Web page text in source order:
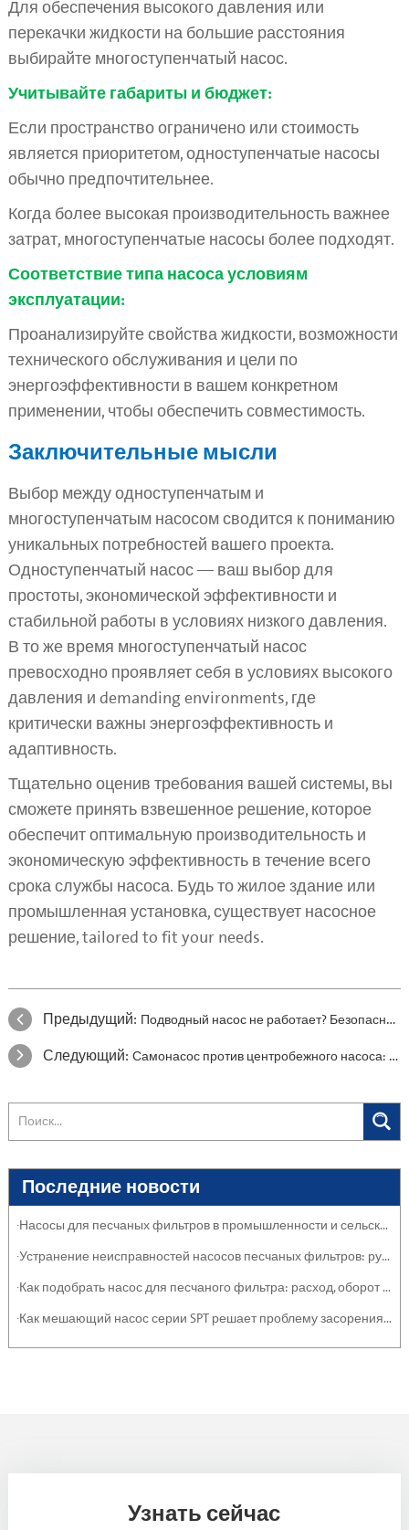
Для обеспечения высокого давления или
перекачки жидкости на большие расстояния
выбирайте многоступенчатый насос.
Учитывайте габариты и бюджет:
Если пространство ограничено или стоимость
является приоритетом, одноступенчатые насосы
обычно предпочтительнее.
Когда более высокая производительность важнее
затрат, многоступенчатые насосы более подходят.
Соответствие типа насоса условиям
эксплуатации:
Проанализируйте свойства жидкости, возможности
технического обслуживания и цели по
энергоэффективности в вашем конкретном
применении, чтобы обеспечить совместимость.
Заключительные мысли
Выбор между одноступенчатым и
многоступенчатым насосом сводится к пониманию
уникальных потребностей вашего проекта.
Одноступенчатый насос — ваш выбор для
простоты, экономической эффективности и
стабильной работы в условиях низкого давления.
В то же время многоступенчатый насос
превосходно проявляет себя в условиях высокого
давления и demanding environments, где
критически важны энергоэффективность и
адаптивность.
Тщательно оценив требования вашей системы, вы
сможете принять взвешенное решение, которое
обеспечит оптимальную производительность и
экономическую эффективность в течение всего
срока службы насоса. Будь то жилое здание или
промышленная установка, существует насосное
решение, tailored to fit your needs.
Предыдущий: Подводный насос не работает? Безопасное, поэтапное руководство по устранению неполадок
Следующий: Самонасос против центробежного насоса: объясняются ключевые различия
Последние новости
·Насосы для песчаных фильтров в промышленности и сельском хозяйстве: защита систем
·Устранение неисправностей насосов песчаных фильтров: руководство по обслуживанию
·Как подобрать насос для песчаного фильтра: расход, оборот и эффективность
·Как мешающий насос серии SPT решает проблему засорения тяжелыми отложениями и суспензиями
Узнать сейчас